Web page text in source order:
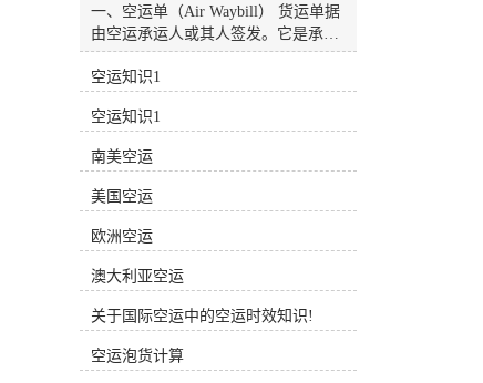
一、空运单（Air Waybill） 货运单据
由空运承运人或其人签发。它是承运
人收到货物的收据，也是托运人与承
运人之间的运输合同，但没有物权凭
二、航空货运单分类 1.按无承运人名
称分类 航空货运单有两种 (1)货运单
（Airline Air Waybill） 印有出票
（issue carrier）航空货运单的名称和
标志(航徽、代码等)。.这种空运单代
表的身份。 (2)中性货运单（Neutral
Air Waybill） 承运人名称和标志的货
运单未提前打印在运单上。这种空运
根据不同的功能进行分类 (1)航空主
运单（Master Air Waybill ，MAWB）
签发的航空运单称为主运单。 (2)航
空运知识1
空运知识1
南美空运
美国空运
欧洲空运
澳大利亚空运
关于国际空运中的空运时效知识!
空运泡货计算